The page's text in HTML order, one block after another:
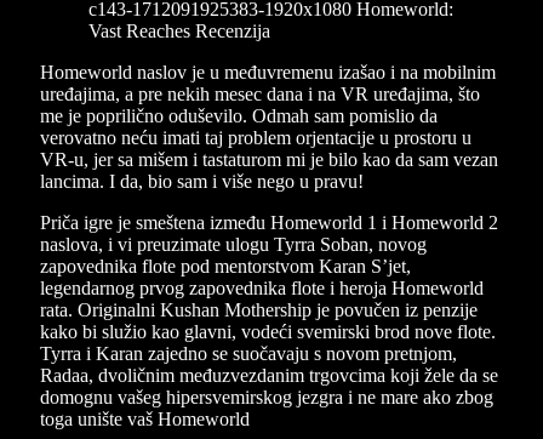
Homeworld naslov je u međuvremenu izašao i na mobilnim
uređajima, a pre nekih mesec dana i na VR uređajima, što
me je poprilično oduševilo. Odmah sam pomislio da
verovatno neću imati taj problem orjentacije u prostoru u
VR-u, jer sa mišem i tastaturom mi je bilo kao da sam vezan
lancima. I da, bio sam i više nego u pravu!
Priča igre je smeštena između Homeworld 1 i Homeworld 2
naslova, i vi preuzimate ulogu Tyrra Soban, novog
zapovednika flote pod mentorstvom Karan S’jet,
legendarnog prvog zapovednika flote i heroja Homeworld
rata. Originalni Kushan Mothership je povučen iz penzije
kako bi služio kao glavni, vodeći svemirski brod nove flote.
Tyrra i Karan zajedno se suočavaju s novom pretnjom,
Radaa, dvoličnim međuzvezdanim trgovcima koji žele da se
domognu vašeg hipersvemirskog jezgra i ne mare ako zbog
toga unište vaš Homeworld